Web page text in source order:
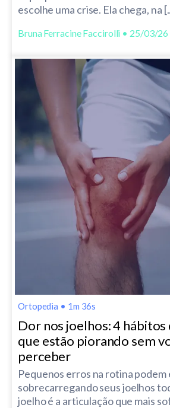
escolhe uma crise. Ela chega, na
Bruna Ferracine Faccirolli • 25/03/26
Ortopedia • 1m 36s
Dor nos joelhos: 4 hábitos
que estão piorando sem
perceber
Pequenos erros na rotina podem
sobrecarregando seus joelhos
joelho é a articulação que mais